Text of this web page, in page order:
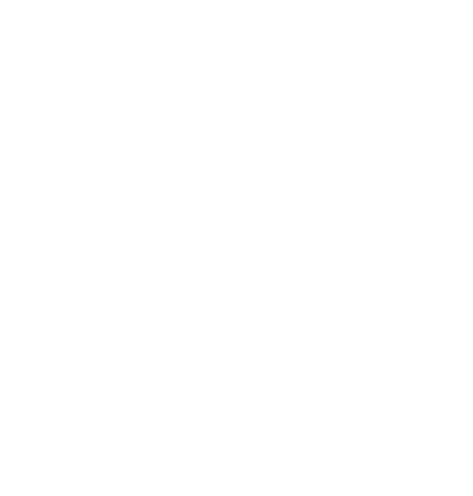
industry. Lorem Ipsum